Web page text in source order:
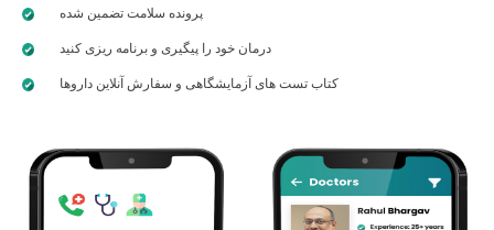
پرونده سلامت تضمین شده
درمان خود را پیگیری و برنامه ریزی کنید
کتاب تست های آزمایشگاهی و سفارش آنلاین داروها